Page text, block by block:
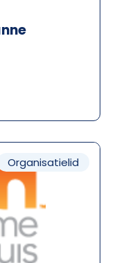
Organisatielid